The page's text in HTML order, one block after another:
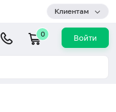
Клиентам
0 Войти